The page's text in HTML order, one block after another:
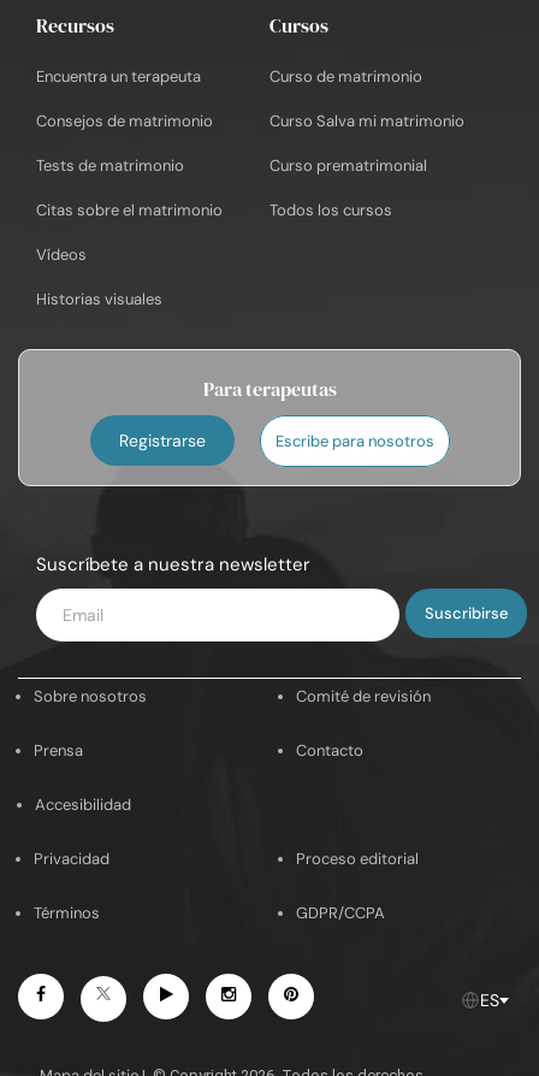
Recursos
Encuentra un terapeuta
Consejos de matrimonio
Tests de matrimonio
Citas sobre el matrimonio
Vídeos
Historias visuales
Cursos
Curso de matrimonio
Curso Salva mi matrimonio
Curso prematrimonial
Todos los cursos
Para terapeutas
Registrarse Escribe para nosotros
Suscríbete a nuestra newsletter
Introduce
tu
Sobre nosotros Comité de revisión
Prensa Contacto
Accesibilidad
Privacidad Proceso editorial
Términos GDPR/CCPA
FacebookTwitterYoutubeInstagramPinterest ES